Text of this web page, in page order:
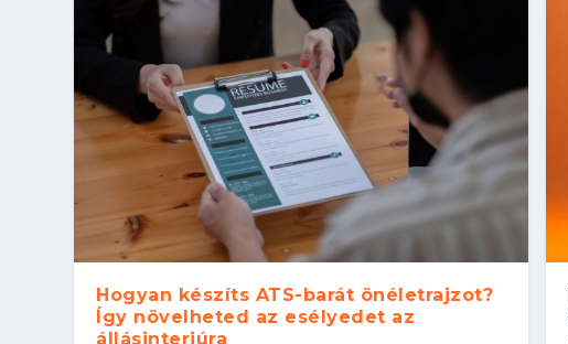
Hogyan készíts ATS-barát önéletrajzot?
Így növelheted az esélyedet az
állásinterjúra